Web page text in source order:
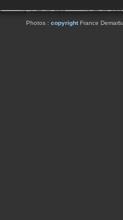
Photos : copyrightFrance